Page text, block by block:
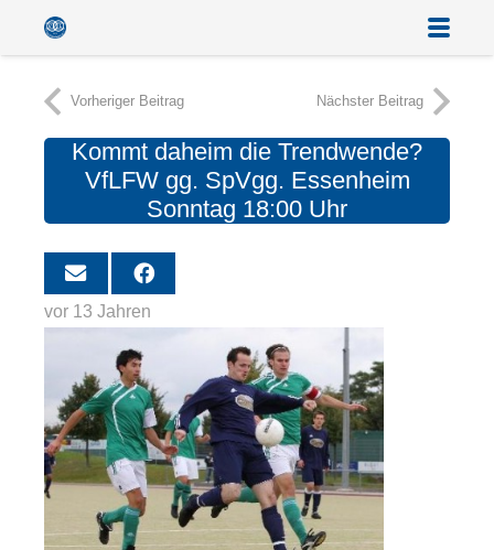
Vorheriger Beitrag Nächster Beitrag
Kommt daheim die Trendwende?
VfLFW gg. SpVgg. Essenheim
Sonntag 18:00 Uhr
vor 13 Jahren